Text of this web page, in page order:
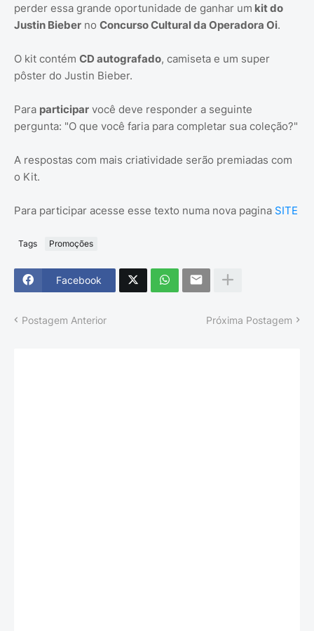
perder essa grande oportunidade de ganhar um kit do
Justin Bieber no Concurso Cultural da Operadora Oi.
O kit contém CD autografado, camiseta e um super
pôster do Justin Bieber.
Para participar você deve responder a seguinte
pergunta: "O que você faria para completar sua coleção?"
A respostas com mais criatividade serão premiadas com
o Kit.
Para participar acesse esse texto numa nova pagina SITE
Tags Promoções
Facebook
Postagem Anterior Próxima Postagem